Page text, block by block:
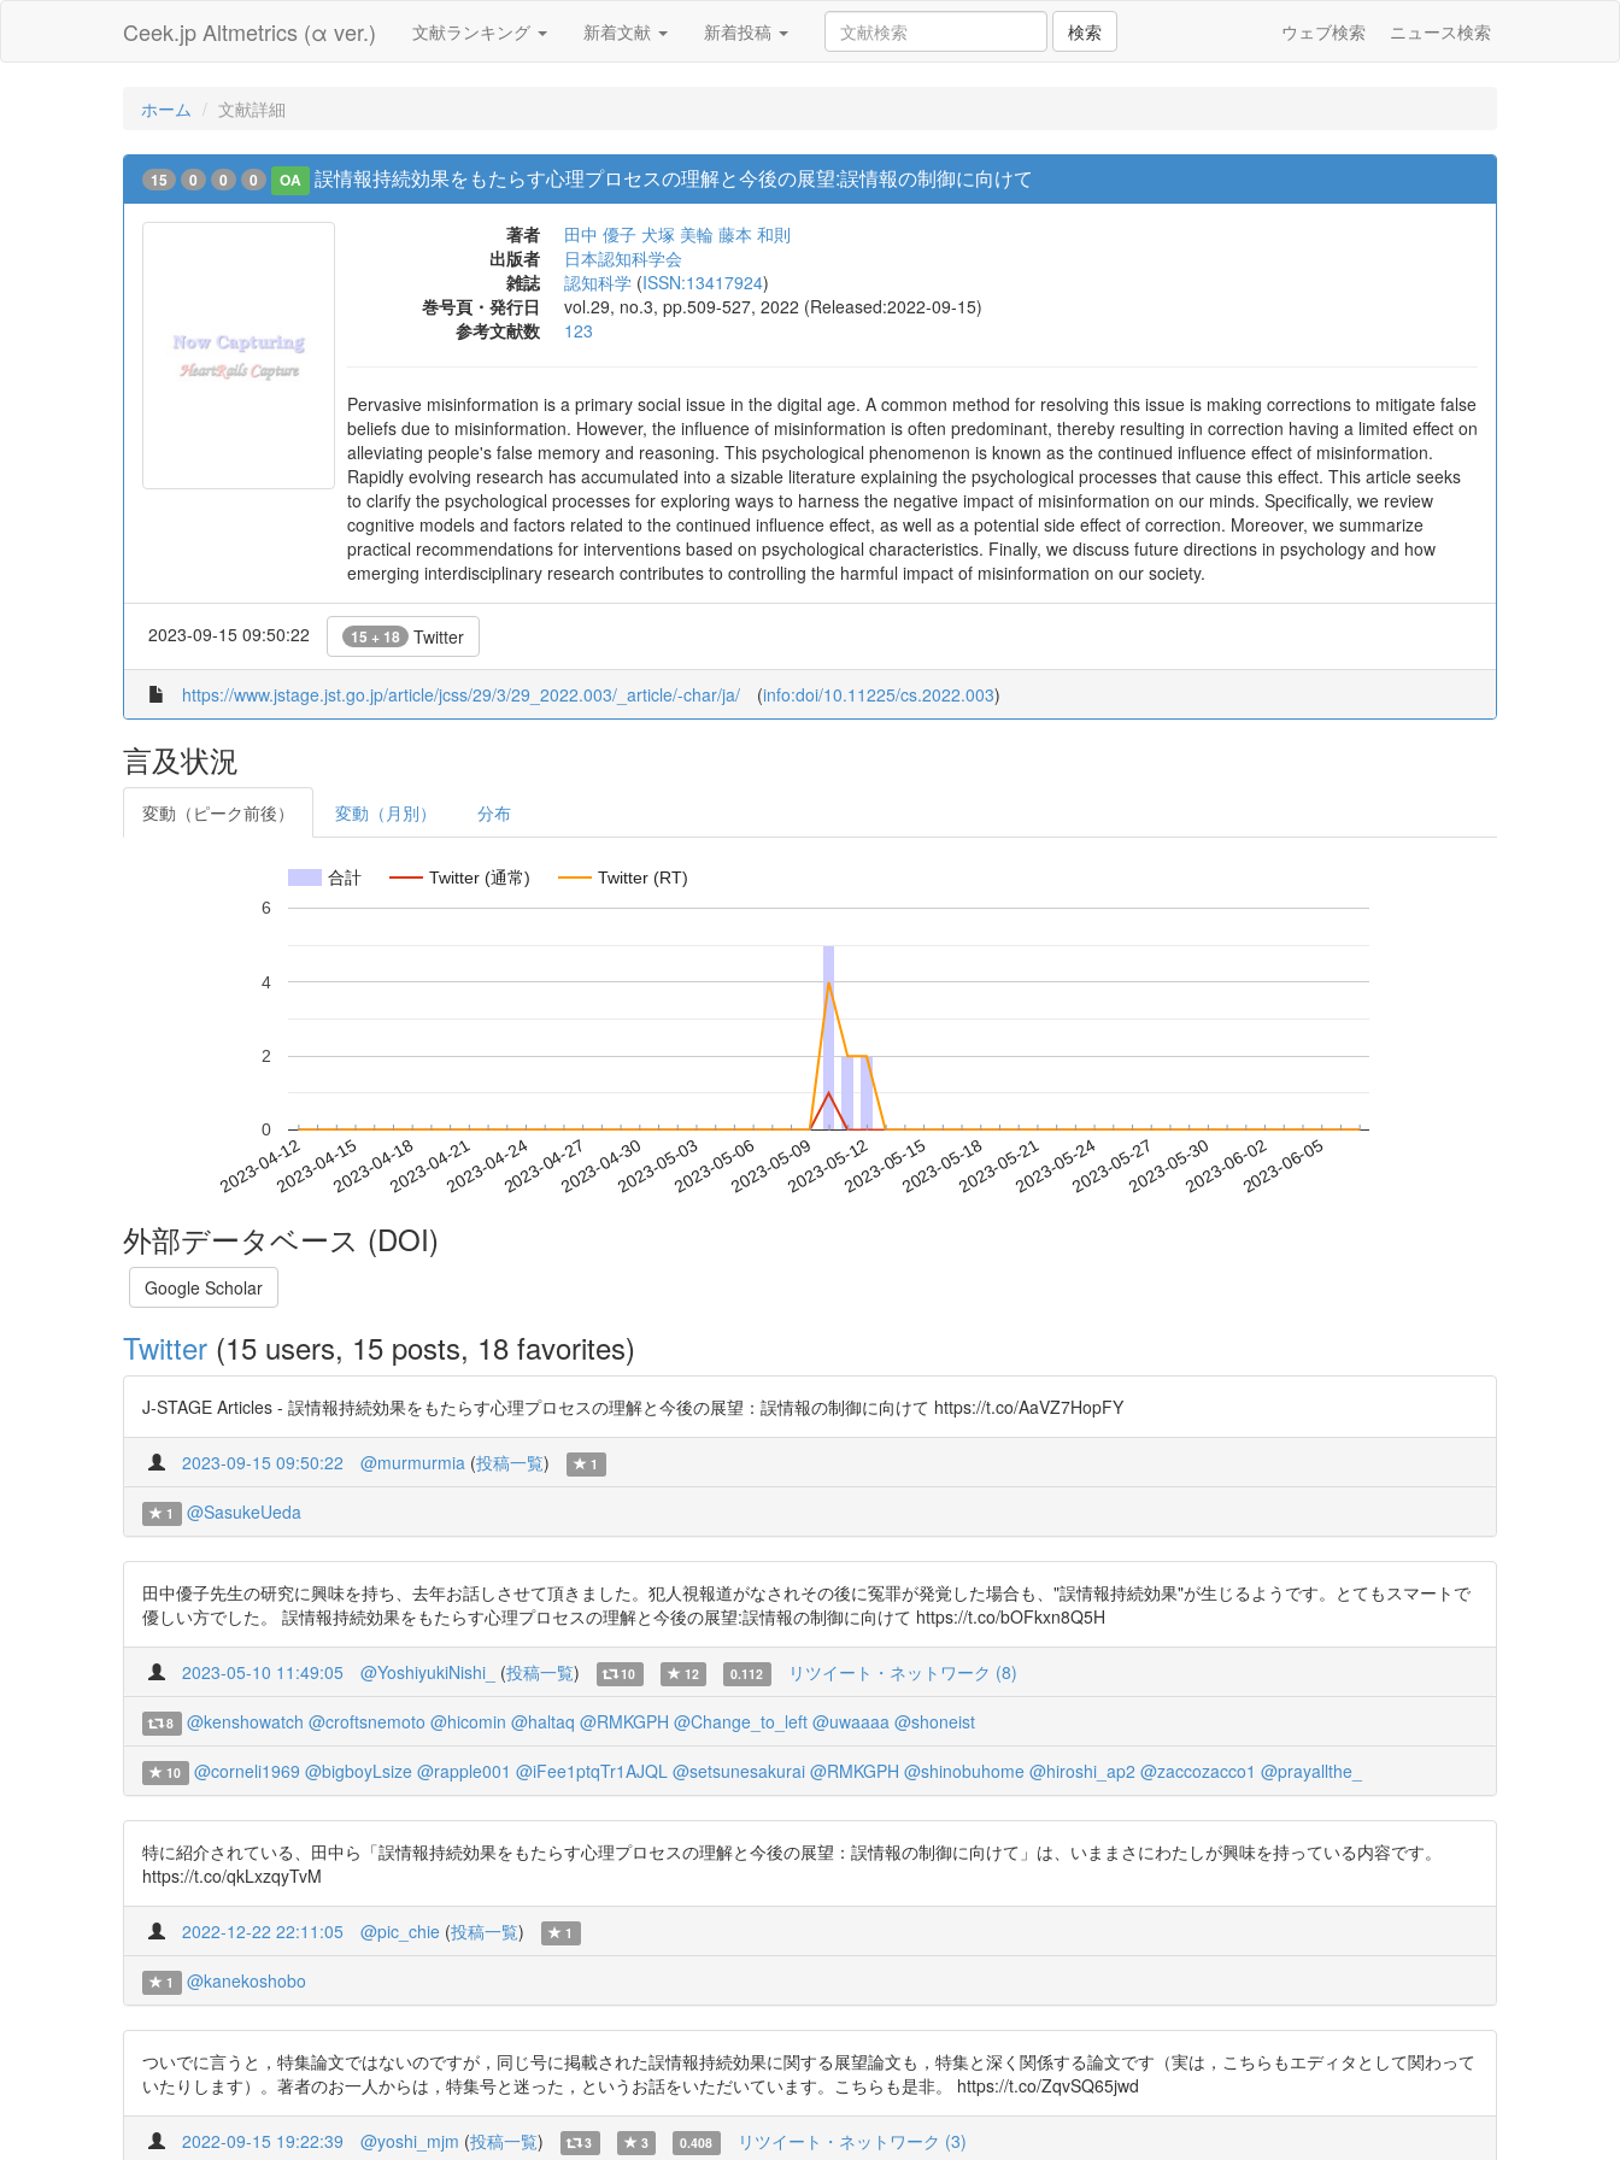
Ceek.jp Altmetrics (α ver.) 文献ランキング 新着文献 新着投稿 検索 ウェブ検索 ニュース検索
ホーム 文献詳細
15 0 0 0 OA 誤情報持続効果をもたらす心理プロセスの理解と今後の展望:誤情報の制御に向けて
著者 田中 優子 犬塚 美輪 藤本 和則
出版者
日本認知科学会
雑誌
認知科学 (ISSN:13417924)
巻号頁・発行日
vol.29, no.3, pp.509-527, 2022 (Released:2022-09-15)
参考文献数
123
Pervasive misinformation is a primary social issue in the digital age. A common method for resolving this issue is making corrections to mitigate false
beliefs due to misinformation. However, the influence of misinformation is often predominant, thereby resulting in correction having a limited effect on
alleviating people's false memory and reasoning. This psychological phenomenon is known as the continued influence effect of misinformation.
Rapidly evolving research has accumulated into a sizable literature explaining the psychological processes that cause this effect. This article seeks
to clarify the psychological processes for exploring ways to harness the negative impact of misinformation on our minds. Specifically, we review
cognitive models and factors related to the continued influence effect, as well as a potential side effect of correction. Moreover, we summarize
practical recommendations for interventions based on psychological characteristics. Finally, we discuss future directions in psychology and how
emerging interdisciplinary research contributes to controlling the harmful impact of misinformation on our society.
2023-09-15 09:50:22 15 + 18 Twitter
https://www.jstage.jst.go.jp/article/jcss/29/3/29_2022.003/_article/-char/ja/ (info:doi/10.11225/cs.2022.003)
言及状況
変動（ピーク前後） 変動（月別） 分布
合計 Twitter (通常) Twitter (RT)
2023-04-122023-04-152023-04-182023-04-212023-04-242023-04-272023-04-302023-05-032023-05-062023-05-092023-05-122023-05-152023-05-182023-05-212023-05-242023-05-272023-05-302023-06-022023-06-05
0
2
4
6
外部データベース (DOI)
Google Scholar
Twitter (15 users, 15 posts, 18 favorites)
J-STAGE Articles - 誤情報持続効果をもたらす心理プロセスの理解と今後の展望：誤情報の制御に向けて https://t.co/AaVZ7HopFY
2023-09-15 09:50:22 @murmurmia (投稿一覧) 1
1 @SasukeUeda
田中優子先生の研究に興味を持ち、去年お話しさせて頂きました。犯人視報道がなされその後に冤罪が発覚した場合も、"誤情報持続効果"が生じるようです。とてもスマートで
優しい方でした。 誤情報持続効果をもたらす心理プロセスの理解と今後の展望:誤情報の制御に向けて https://t.co/bOFkxn8Q5H
2023-05-10 11:49:05 @YoshiyukiNishi_ (投稿一覧) 10 12 0.112 リツイート・ネットワーク (8)
8 @kenshowatch @croftsnemoto @hicomin @haltaq @RMKGPH @Change_to_left @uwaaaa @shoneist
10 @corneli1969 @bigboyLsize @rapple001 @iFee1ptqTr1AJQL @setsunesakurai @RMKGPH @shinobuhome @hiroshi_ap2 @zaccozacco1 @prayallthe_
特に紹介されている、田中ら「誤情報持続効果をもたらす心理プロセスの理解と今後の展望：誤情報の制御に向けて」は、いままさにわたしが興味を持っている内容です。
https://t.co/qkLxzqyTvM
2022-12-22 22:11:05 @pic_chie (投稿一覧) 1
1 @kanekoshobo
ついでに言うと，特集論文ではないのですが，同じ号に掲載された誤情報持続効果に関する展望論文も，特集と深く関係する論文です（実は，こちらもエディタとして関わって
いたりします）。著者のお一人からは，特集号と迷った，というお話をいただいています。こちらも是非。 https://t.co/ZqvSQ65jwd
2022-09-15 19:22:39 @yoshi_mjm (投稿一覧) 3 3 0.408 リツイート・ネットワーク (3)